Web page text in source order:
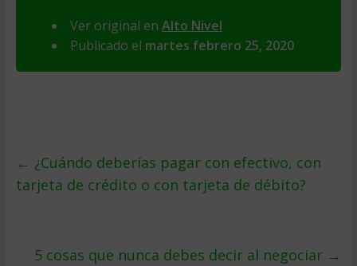
Ver original en Alto Nivel
Publicado el martes febrero 25, 2020
← ¿Cuándo deberías pagar con efectivo, con
tarjeta de crédito o con tarjeta de débito?
5 cosas que nunca debes decir al negociar →